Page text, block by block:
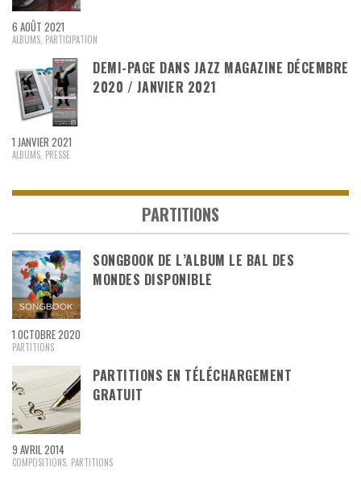
6 AOÛT 2021
ALBUMS PARTICIPATION
DEMI-PAGE DANS JAZZ MAGAZINE DÉCEMBRE
2020 / JANVIER 2021
1 JANVIER 2021
ALBUMS PRESSE
PARTITIONS
SONGBOOK DE L’ALBUM LE BAL DES
MONDES DISPONIBLE
1 OCTOBRE 2020
PARTITIONS
PARTITIONS EN TÉLÉCHARGEMENT
GRATUIT
9 AVRIL 2014
COMPOSITIONS PARTITIONS